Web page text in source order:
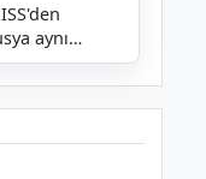
aynı
Çin ile bir